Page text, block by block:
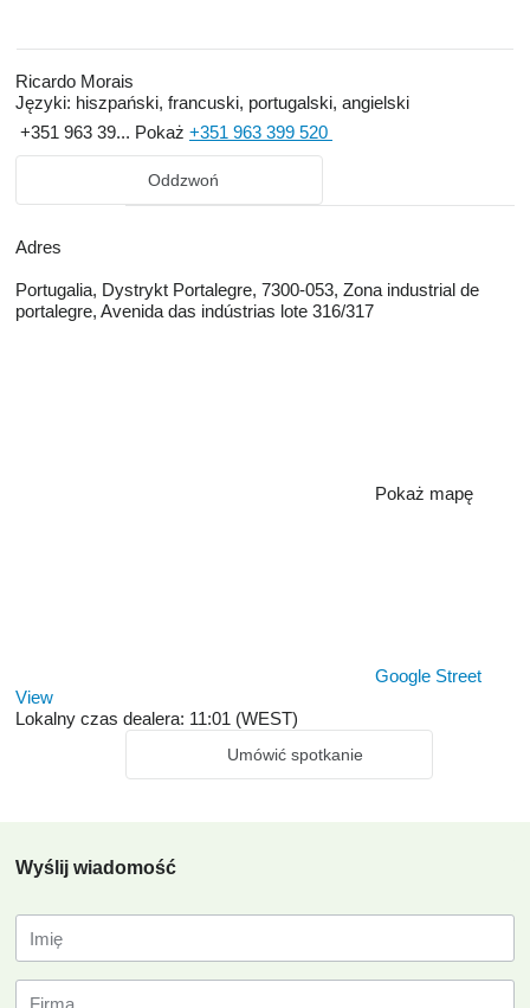
Ricardo Morais
Języki: hiszpański, francuski, portugalski, angielski
+351 963 39... Pokaż +351 963 399 520
Oddzwoń
Adres
Portugalia, Dystrykt Portalegre, 7300-053, Zona industrial de
portalegre, Avenida das indústrias lote 316/317
Pokaż mapę
Google Street
View
Lokalny czas dealera: 11:01 (WEST)
Umówić spotkanie
Wyślij wiadomość